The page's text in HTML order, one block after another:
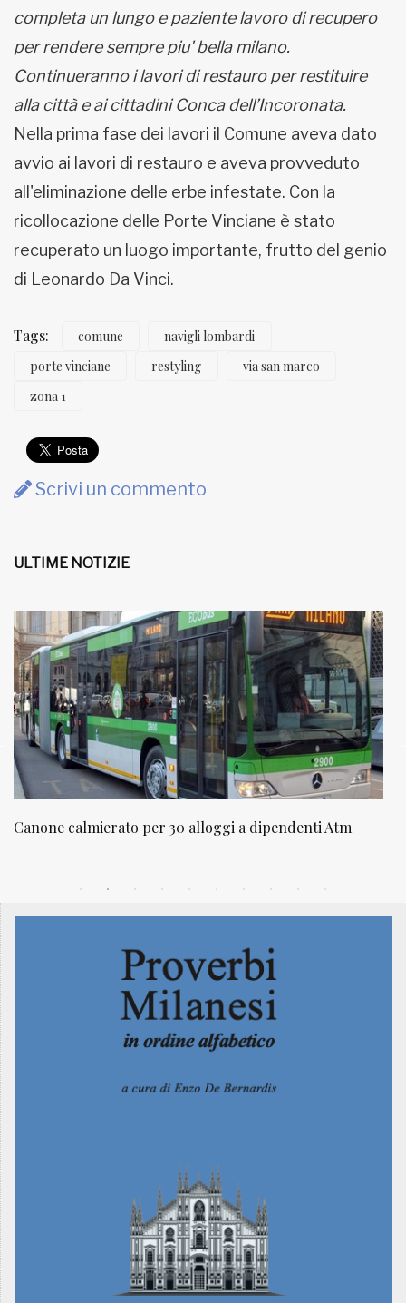
completa un lungo e paziente lavoro di recupero
per rendere sempre piu' bella milano.
Continueranno i lavori di restauro per restituire
alla città e ai cittadini Conca dell’Incoronata.
Nella prima fase dei lavori il Comune aveva dato
avvio ai lavori di restauro e aveva provveduto
all'eliminazione delle erbe infestate. Con la
ricollocazione delle Porte Vinciane è stato
recuperato un luogo importante, frutto del genio
di Leonardo Da Vinci.
Tags: comune
navigli lombardi
porte vinciane
restyling
via san marco
zona 1
Scrivi un commento
ULTIME NOTIZIE
NATUROPATIA IN BREVE 20/01